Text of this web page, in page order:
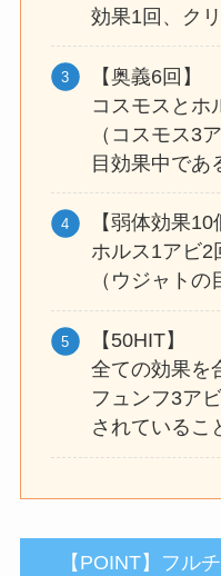
効果1回、ク
【奥義6回】
コスモスとホ
（コスモス3
目効果中であ
【弱体効果10
ホルス1アビ2
（ウジャトの
【50HIT】
全ての効果を
フュンフ3ア
されているこ
【POINT】フル